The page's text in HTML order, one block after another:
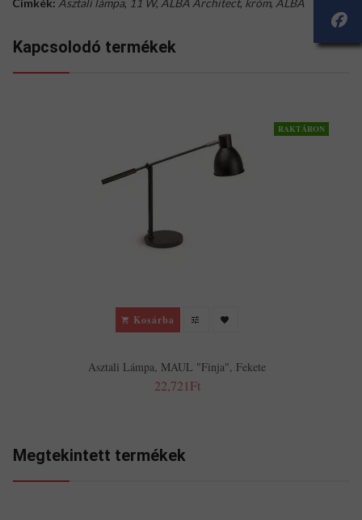
Címkék: Asztali lámpa, 11 W, ALBA Architect, króm, ALBA
Kapcsolodó termékek
RAKTÁRON
Kosárba
Asztali Lámpa, MAUL "Finja", Fekete
22,721Ft
Megtekintett termékek